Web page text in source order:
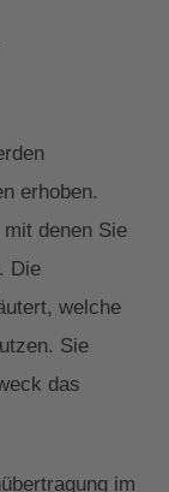
erhoben.
denen Sie
Die
welche
Sie
das
im